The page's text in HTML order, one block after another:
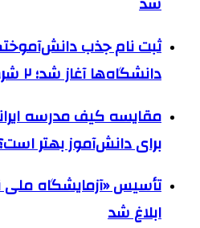
ثبت نام جذب
دانشگاه‌ها آغاز شد؛ ۲ شرط اصلی جذب
مقایسه کیف مدرسه
برای دانش‌آموز بهتر
تأسیس «آزمایشگاه ملی
ابلاغ شد